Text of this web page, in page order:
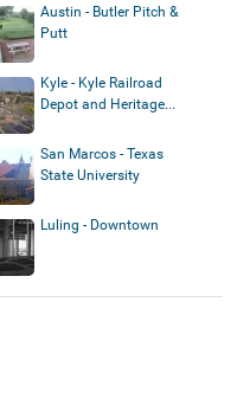
Austin - Butler Pitch &
Putt
Kyle - Kyle Railroad
Depot and Heritage...
San Marcos - Texas
State University
Luling - Downtown